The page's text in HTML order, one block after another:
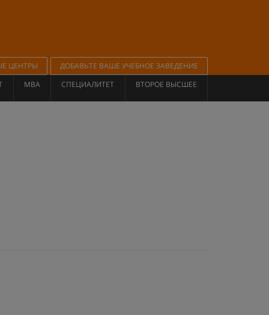
ЦЕНТРЫ
ДОБАВЬТЕ ВАШЕ УЧЕБНОЕ ЗАВЕДЕНИЕ
MBA СПЕЦИАЛИТЕТ ВТОРОЕ ВЫСШЕЕ